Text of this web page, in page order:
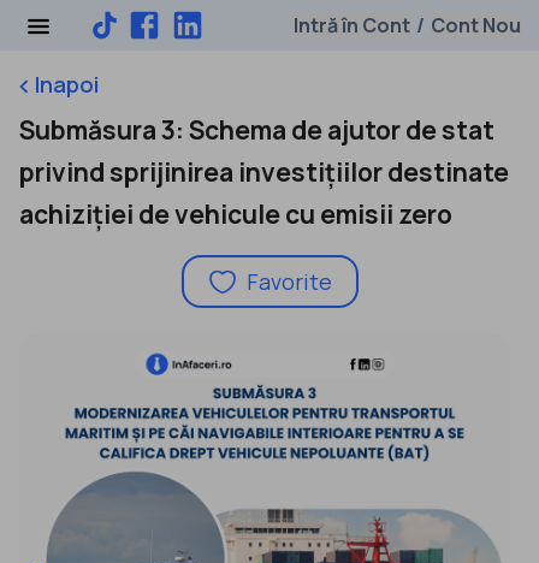
Intră în Cont / Cont Nou
keyboard_arrow_leftInapoi
Submăsura 3: Schema de ajutor de stat
privind sprijinirea investițiilor destinate
achiziției de vehicule cu emisii zero
Favorite